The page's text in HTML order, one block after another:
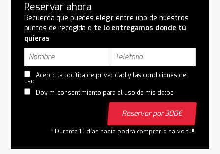
Reservar ahora
Recuerda que puedes elegir entre uno de nuestros
puntos de recogida o te lo entregamos donde tú
quieras
Acepto la política de privacidad y las condiciones de
uso
Doy mi consentimiento para el uso de mis datos
Reservar por 300€
* Durante 10 días nadie podrá comprarlo salvo tú!!.